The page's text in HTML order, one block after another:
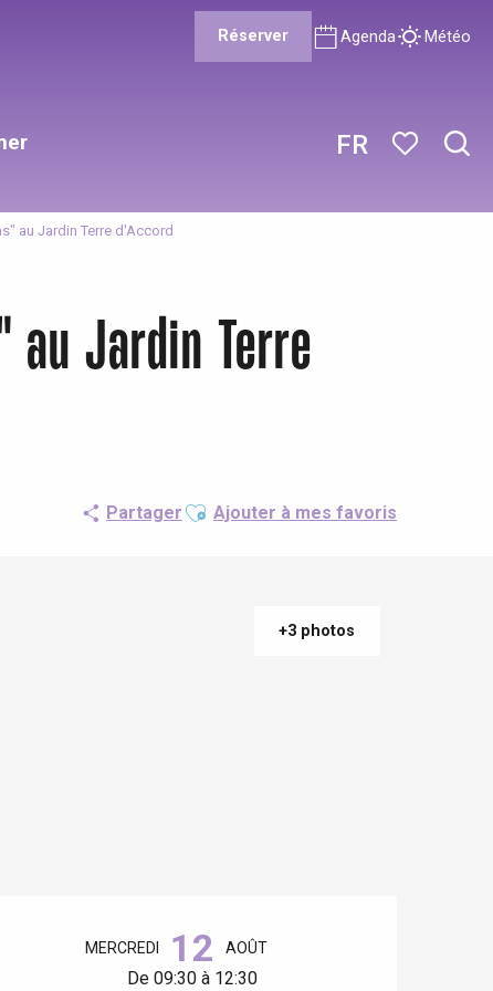
FR
Réserver Agenda Météo
au Jardin Terre d'Accord
Jardin Terre
Partager Ajouter aux favoris
Ajouter à mes favoris
+3 photos
MERCREDI 12 AOÛT
De 09:30 à 12:30